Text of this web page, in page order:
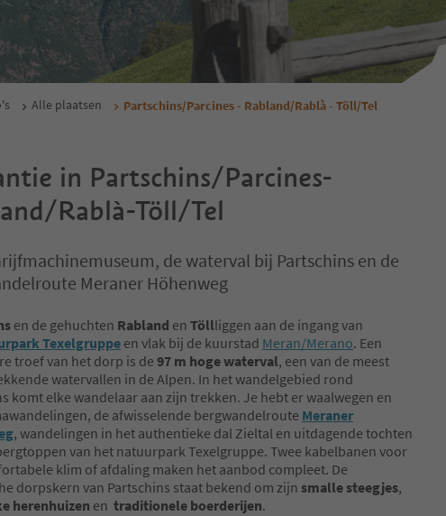
Alle plaatsen Partschins/Parcines - Rabland/Rablà - Töll/Tel
in Partschins/Parcines-
Rablà-Töll/Tel
de waterval bij Partschins en de
Meraner Höhenweg
en de gehuchten Rabland en Töllliggen aan de ingang van
Texelgruppe en vlak bij de kuurstad Meran/Merano. Een
troef van het dorp is de97 m hoge waterval, een van de meest
watervallen in de Alpen. In het wandelgebied rond
komt elke wandelaar aan zijn trekken. Je hebt er waalwegen en
de afwisselende bergwandelroute Meraner
, wandelingen in het authentieke dal Zieltal en uitdagende tochten
van het natuurpark Texelgruppe. Twee kabelbanen voor
klim of afdaling maken het aanbod compleet. De
dorpskern van Partschins staat bekend om zijn smalle steegjes,
herenhuizen en traditionele boerderijen.